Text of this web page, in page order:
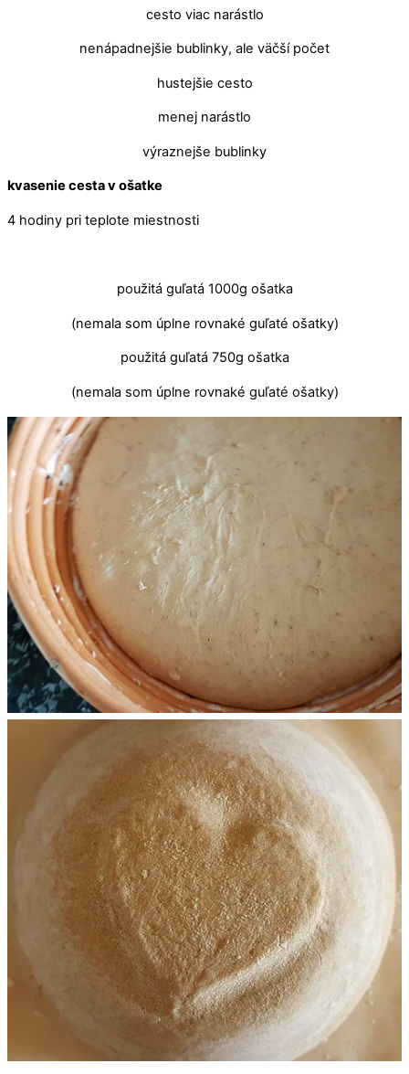
cesto viac narástlo
nenápadnejšie bublinky, ale väčší počet
hustejšie cesto
menej narástlo
výraznejše bublinky
kvasenie cesta v ošatke
4 hodiny pri teplote miestnosti
použitá guľatá 1000g ošatka
(nemala som úplne rovnaké guľaté ošatky)
použitá guľatá 750g ošatka
(nemala som úplne rovnaké guľaté ošatky)